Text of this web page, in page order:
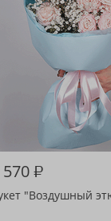
570₽
"Воздушный